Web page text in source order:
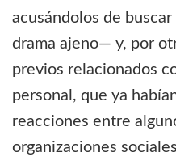
acusándolos de buscar
drama ajeno— y, por
previos relacionados
personal, que ya
reacciones entre
organizaciones